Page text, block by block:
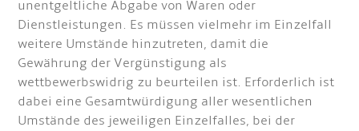
unentgeltliche Abgabe von Waren oder
Dienstleistungen. Es müssen vielmehr im Einzelfall
weitere Umstände hinzutreten, damit die
Gewährung der Vergünstigung als
wettbewerbswidrig zu beurteilen ist. Erforderlich ist
dabei eine Gesamtwürdigung aller wesentlichen
Umstände des jeweiligen Einzelfalles, bei der